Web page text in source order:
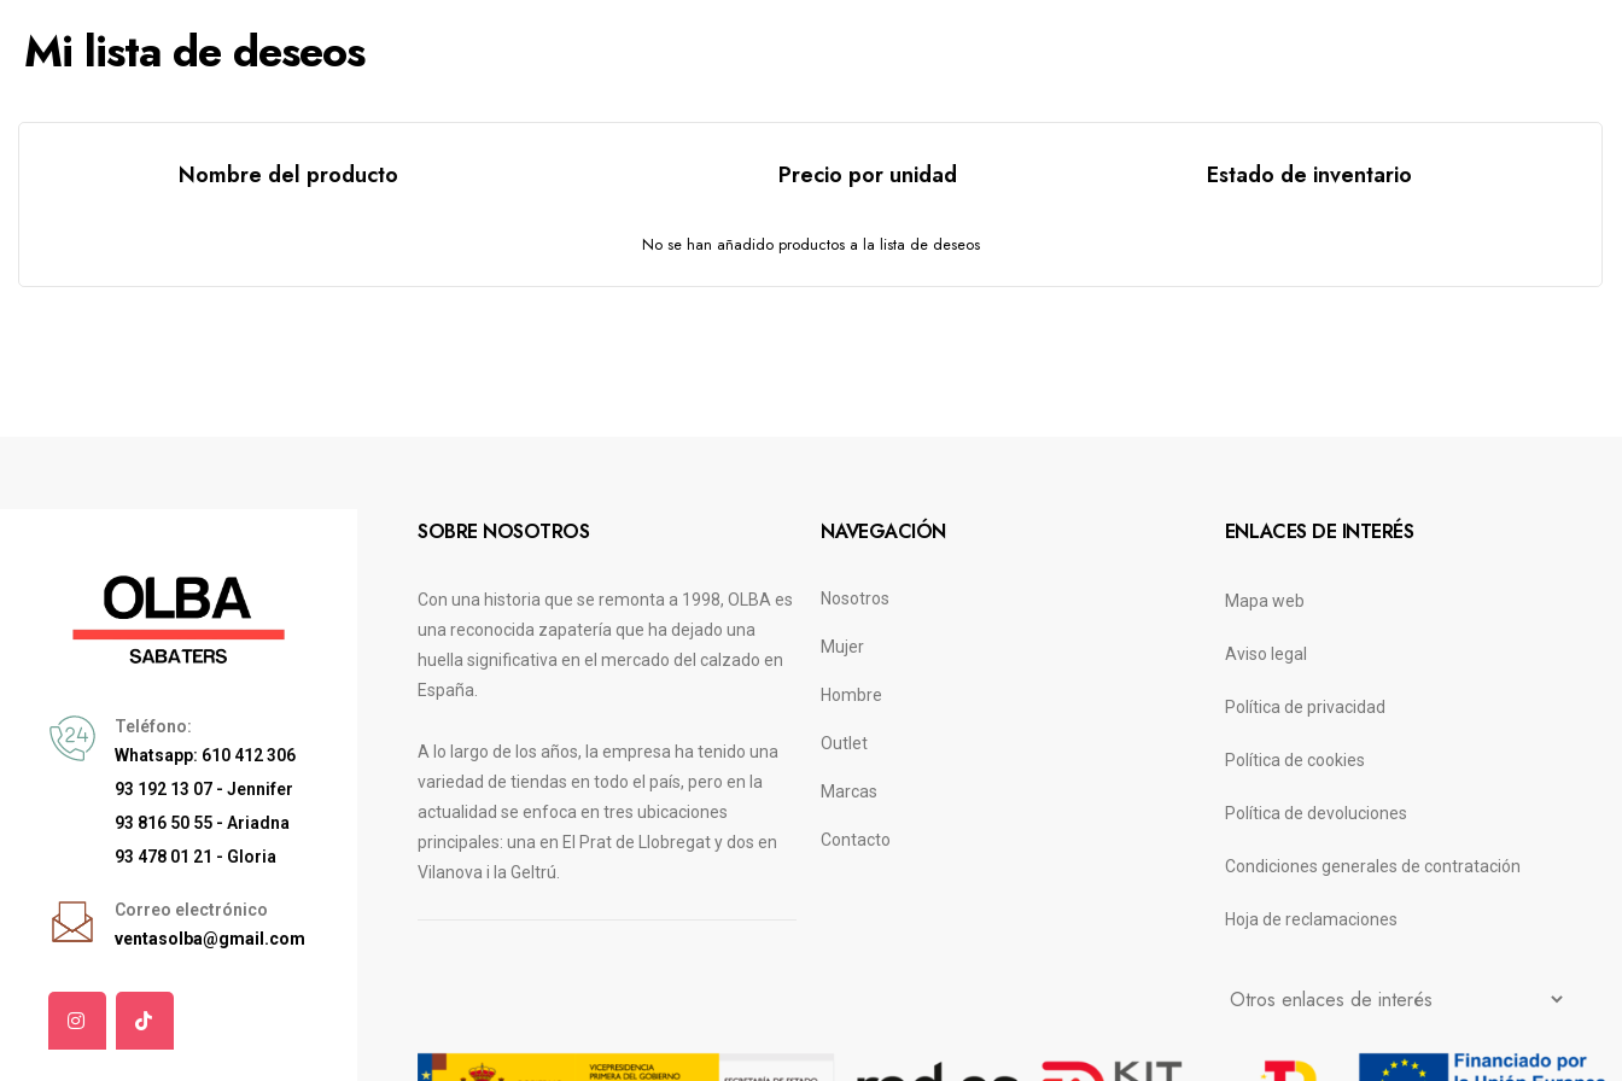
Mi lista de deseos
Nombre del producto Precio por unidad Estado de inventario
No se han añadido productos a la lista de deseos
Teléfono:
Whatsapp: 610 412 306
93 192 13 07 - Jennifer
93 816 50 55 - Ariadna
93 478 01 21 - Gloria
Correo electrónico
ventasolba@gmail.com
SOBRE NOSOTROS
Con una historia que se remonta a 1998, OLBA es
una reconocida zapatería que ha dejado una
huella significativa en el mercado del calzado en
España.
A lo largo de los años, la empresa ha tenido una
variedad de tiendas en todo el país, pero en la
actualidad se enfoca en tres ubicaciones
principales: una en El Prat de Llobregat y dos en
Vilanova i la Geltrú.
NAVEGACIÓN
Nosotros
Mujer
Hombre
Outlet
Marcas
Contacto
ENLACES DE INTERÉS
Mapa web
Aviso legal
Política de privacidad
Política de cookies
Política de devoluciones
Condiciones generales de contratación
Hoja de reclamaciones